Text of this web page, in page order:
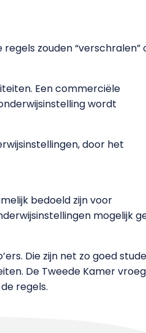
zouden “verschralen”
Een commerciële
wordt
door het
bedoeld zijn voor
mogelijk
Die zijn net zo goed
De Tweede Kamer
regels.